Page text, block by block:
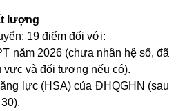
lượng
19 điểm đối với:
năm 2026 (chưa nhân hệ số, đã
vực và đối tượng nếu có).
lực (HSA) của ĐHQGHN (sau